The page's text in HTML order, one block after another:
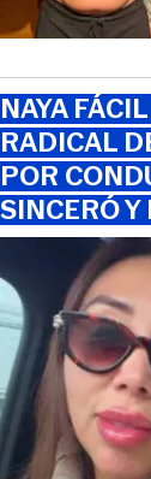
NAYA
RADICAL
POR
SINCERÓ